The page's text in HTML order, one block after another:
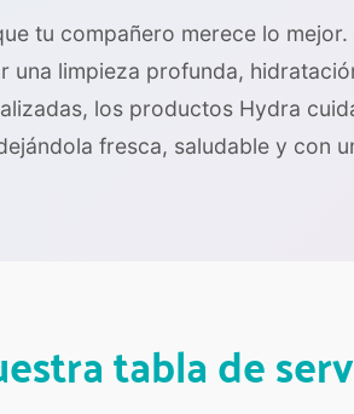
tu compañero merece lo
una limpieza profunda,
los productos Hydra
fresca, saludable y con
tabla de